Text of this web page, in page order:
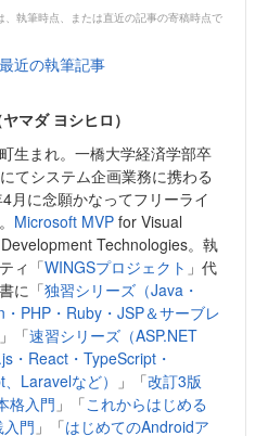
、執筆時点、または直近の記事の寄稿時点で
近の執筆記事
マダ ヨシヒロ）
生まれ。一橋大学経済学部卒
てシステム企画業務に携わる
月に念願かなってフリーライ
Microsoft MVP for Visual
Technologies。執
ィ「WINGSプロジェクト 」代
に「独習シリーズ（Java・
PHP・Ruby・JSP＆サーブレ
」「速習シリーズ（ASP.NET
・React・TypeScript・
Laravelなど）
」「改訂3版
格入門 」「これからはじめる
門 」「はじめてのAndroidア